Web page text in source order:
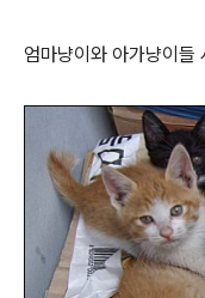
엄마냥이와 아가냥이들